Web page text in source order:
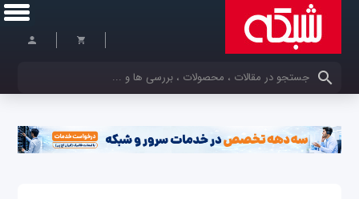
کلمات کلیدی خود را وارد کنید